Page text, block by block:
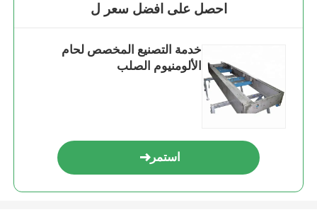
احصل على افضل سعر ل
خدمة التصنيع المخصص لحام
الألومنيوم الصلب
استمر